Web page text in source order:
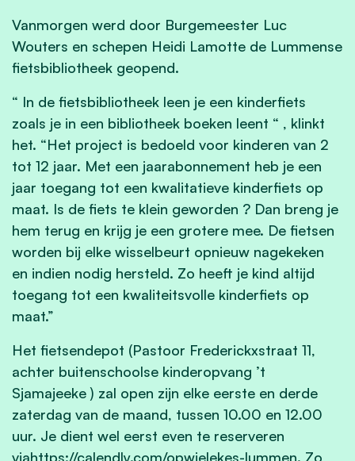
Vanmorgen werd door Burgemeester Luc
Wouters en schepen Heidi Lamotte de Lummense
fietsbibliotheek geopend.
“ In de fietsbibliotheek leen je een kinderfiets
zoals je in een bibliotheek boeken leent “ , klinkt
het. “Het project is bedoeld voor kinderen van 2
tot 12 jaar. Met een jaarabonnement heb je een
jaar toegang tot een kwalitatieve kinderfiets op
maat. Is de fiets te klein geworden ? Dan breng je
hem terug en krijg je een grotere mee. De fietsen
worden bij elke wisselbeurt opnieuw nagekeken
en indien nodig hersteld. Zo heeft je kind altijd
toegang tot een kwaliteitsvolle kinderfiets op
maat.”
Het fietsendepot (Pastoor Frederickxstraat 11,
achter buitenschoolse kinderopvang ’t
Sjamajeeke ) zal open zijn elke eerste en derde
zaterdag van de maand, tussen 10.00 en 12.00
uur. Je dient wel eerst even te reserveren
viahttps://calendly.com/opwielekes-lummen. Zo